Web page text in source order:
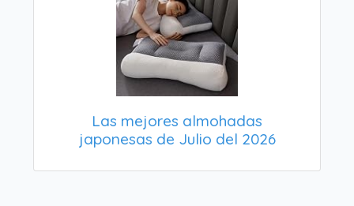
Las mejores almohadas
japonesas de Julio del 2026